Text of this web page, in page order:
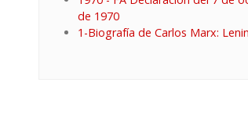
de 1970
1-Biografía de Carlos Marx: Lenin